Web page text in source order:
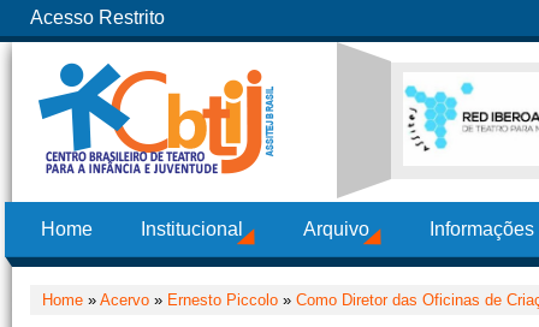
Acesso Restrito
Home Institucional Arquivo
Home » Acervo » Ernesto Piccolo » Como Diretor das Oficinas de